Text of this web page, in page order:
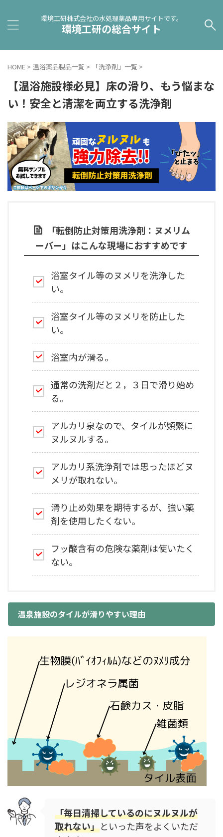
環境工研株式会社の水処理薬品専用サイトです。
環境工研の総合サイト
HOME > 温浴薬品製品一覧 > 「洗浄剤」一覧 >
【温浴施設様必見】床の滑り、もう悩まな
い！安全と清潔を両立する洗浄剤
「転倒防止対策用洗浄剤：ヌメリム
ーバー」はこんな現場におすすめです
浴室タイル等のヌメリを洗浄した
い。
浴室タイル等のヌメリを防止した
い。
浴室内が滑る。
通常の洗剤だと２，３日で滑り始め
る。
アルカリ泉なので、タイルが頻繁に
ヌルヌルする。
アルカリ系洗浄剤では思ったほどヌ
メリが取れない。
滑り止め効果を期待するが、強い薬
剤を使用したくない。
フッ酸含有の危険な薬剤は使いたく
ない。
温泉施設のタイルが滑りやすい理由
「毎日清掃しているのにヌルヌルが
取れない」といった声をよくいただ